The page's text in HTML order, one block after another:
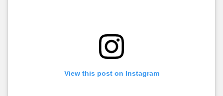
View this post on Instagram